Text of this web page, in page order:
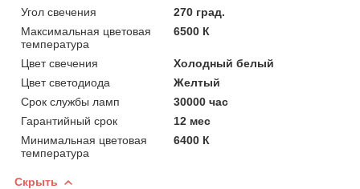
Угол свечения
270 град.
Максимальная цветовая
температура
6500 К
Цвет свечения
Холодный белый
Цвет светодиода
Желтый
Срок службы ламп
30000 час
Гарантийный срок
12 мес
Минимальная цветовая
температура
6400 К
Скрыть